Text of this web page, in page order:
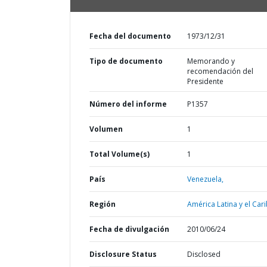
Fecha del documento 1973/12/31
Tipo de documento
Memorando y
recomendación del
Presidente
Número del informe P1357
Volumen 1
Total Volume(s) 1
País Venezuela,
Región América Latina y el
Fecha de divulgación 2010/06/24
Disclosure Status Disclosed